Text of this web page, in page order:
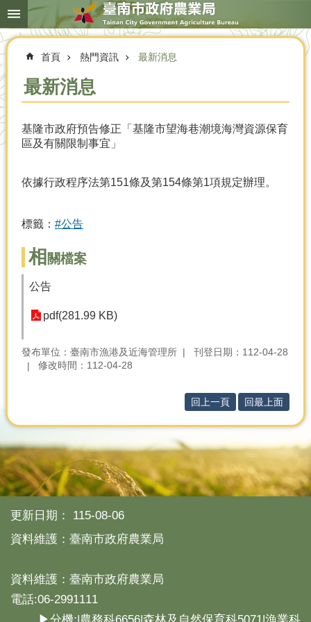
跳到主要內容區塊
搜
尋
進
本
概
優
熱
門
民
服
務
站
行
政
資
訊
網
站
導
首頁 熱門資訊 最新消息
最新消息
基隆市政府預告修正「基隆市望海巷潮境海灣資源保育
區及有關限制事宜」
依據行政程序法第151條及第154條第1項規定辦理。
標籤： #公告
相 關檔案
公告
pdf(281.99 KB)
發布單位：臺南市漁港及近海管理所
刊登日期：112-04-28
修改時間：112-04-28
回上一頁 回最上面
更新日期：
115-08-06
資料維護：臺南市政府農業局
資料維護：臺南市政府農業局
電話:06-2991111